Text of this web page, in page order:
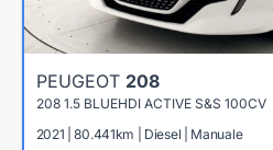
PEUGEOT 208
208 1.5 BLUEHDI ACTIVE S&S 100CV
2021 | 80.441km | Diesel | Manuale